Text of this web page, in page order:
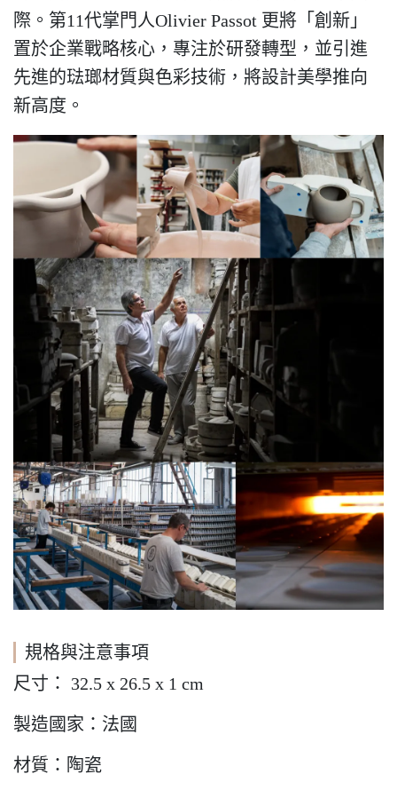
際。第11代掌門人Olivier Passot 更將「創新」
置於企業戰略核心，專注於研發轉型，並引進
先進的琺瑯材質與色彩技術，將設計美學推向
新高度。
規格與注意事項
尺寸： 32.5 x 26.5 x 1 cm
製造國家：法國
材質：陶瓷